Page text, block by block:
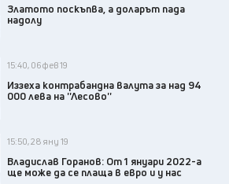
Златото поскъпва, а доларът пада
надолу
15:40, 06 фев 19
Иззеха контрабандна валута за над 94
000 лева на ''Лесово''
15:50, 28 яну 19
Владислав Горанов: От 1 януари 2022-а
ще може да се плаща в евро и у нас